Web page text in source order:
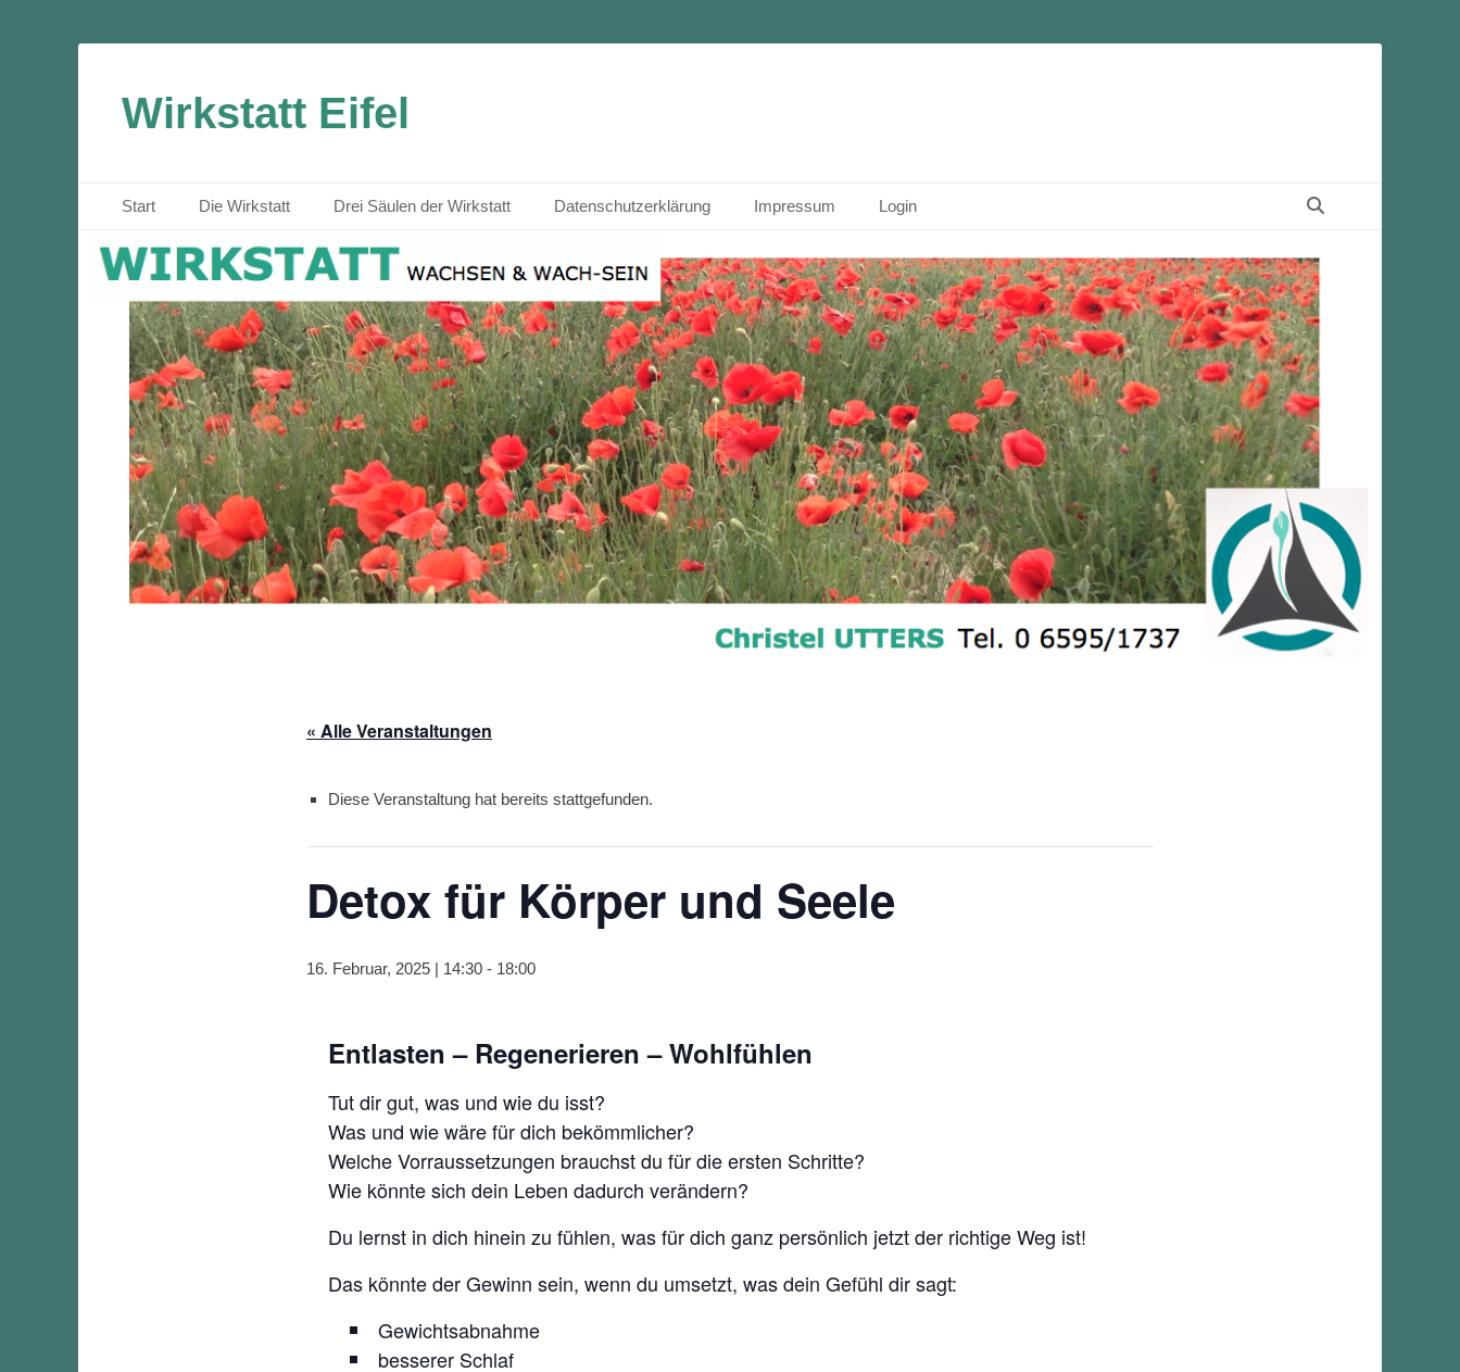
Wirkstatt Eifel
Primäres Menü
Inhalt
Start Die Wirkstatt Drei Säulen der Wirkstatt Datenschutzerklärung Impressum Login
« Alle Veranstaltungen
Diese Veranstaltung hat bereits stattgefunden.
Detox für Körper und Seele
16. Februar, 2025 | 14:30 - 18:00
Entlasten – Regenerieren – Wohlfühlen
Tut dir gut, was und wie du isst?
Was und wie wäre für dich bekömmlicher?
Welche Vorraussetzungen brauchst du für die ersten Schritte?
Wie könnte sich dein Leben dadurch verändern?
Du lernst in dich hinein zu fühlen, was für dich ganz persönlich jetzt der richtige Weg ist!
Das könnte der Gewinn sein, wenn du umsetzt, was dein Gefühl dir sagt:
Gewichtsabnahme
besserer Schlaf